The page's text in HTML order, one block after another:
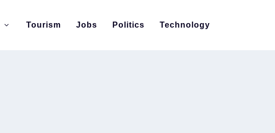
Tourism Jobs Politics Technology